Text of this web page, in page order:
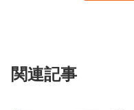
関連記事